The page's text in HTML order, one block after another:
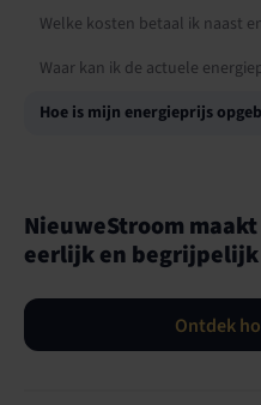
Welke kosten betaal ik naast
Waar kan ik de actuele
Hoe is mijn energieprijs
NieuweStroom
eerlijk en
Ontdek